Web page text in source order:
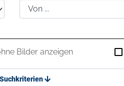
Bilder anzeigen